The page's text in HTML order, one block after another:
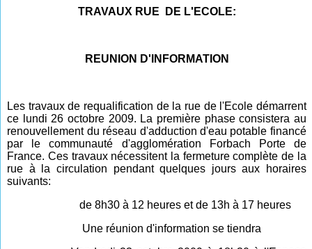
TRAVAUX RUE DE L'ECOLE:
REUNION D'INFORMATION
Les travaux de requalification de la rue de l'Ecole démarrent
ce lundi 26 octobre 2009. La première phase consistera au
renouvellement du réseau d'adduction d'eau potable financé
par le communauté d'agglomération Forbach Porte de
France. Ces travaux nécessitent la fermeture complète de la
rue à la circulation pendant quelques jours aux horaires
suivants:
de 8h30 à 12 heures et de 13h à 17 heures
Une réunion d'information se tiendra